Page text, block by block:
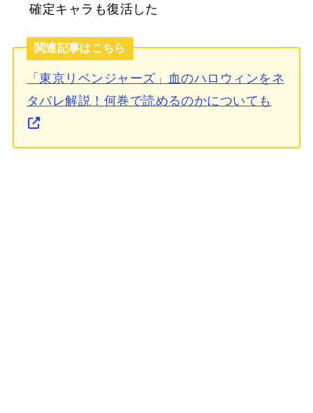
確定キャラも復活した
関連記事はこちら
「東京リベンジャーズ」血のハロウィンをネ
タバレ解説！何巻で読めるのかについても